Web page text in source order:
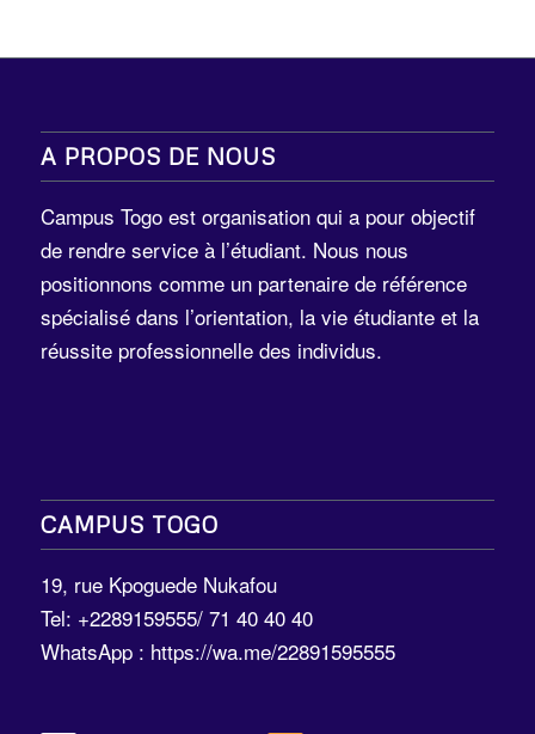
A PROPOS DE NOUS
Campus Togo est organisation qui a pour objectif
de rendre service à l’étudiant. Nous nous
positionnons comme un partenaire de référence
spécialisé dans l’orientation, la vie étudiante et la
réussite professionnelle des individus.
CAMPUS TOGO
19, rue Kpoguede Nukafou
Tel: +2289159555/ 71 40 40 40
WhatsApp : https://wa.me/22891595555